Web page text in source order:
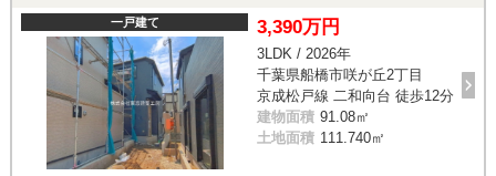
一戸建て 3,390万円
3LDK / 2026年
千葉県船橋市咲が丘2丁目
京成松戸線 二和向台 徒歩12分
建物面積 91.08㎡
土地面積 111.740㎡